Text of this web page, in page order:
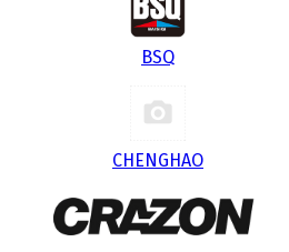
BSQ
CHENGHAO